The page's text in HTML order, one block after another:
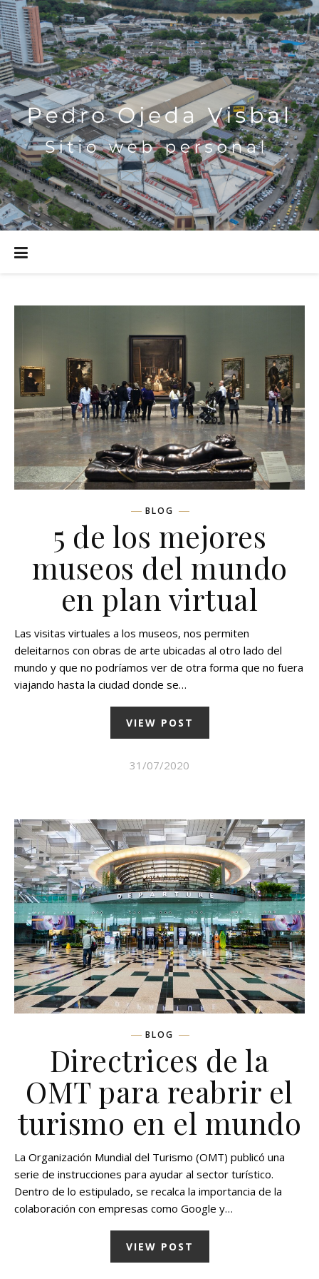
BLOG
5 de los mejores
museos del mundo
en plan virtual
Las visitas virtuales a los museos, nos permiten
deleitarnos con obras de arte ubicadas al otro lado del
mundo y que no podríamos ver de otra forma que no fuera
viajando hasta la ciudad donde se…
VIEW POST
31/07/2020
BLOG
Directrices de la
OMT para reabrir el
turismo en el mundo
La Organización Mundial del Turismo (OMT) publicó una
serie de instrucciones para ayudar al sector turístico.
Dentro de lo estipulado, se recalca la importancia de la
colaboración con empresas como Google y…
VIEW POST